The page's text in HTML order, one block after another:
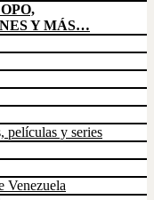
Y MÁS…
películas y series
Venezuela